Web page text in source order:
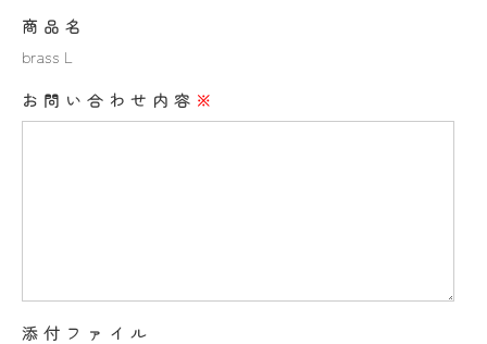
商品名
brass L
お問い合わせ内容 ※
添付ファイル